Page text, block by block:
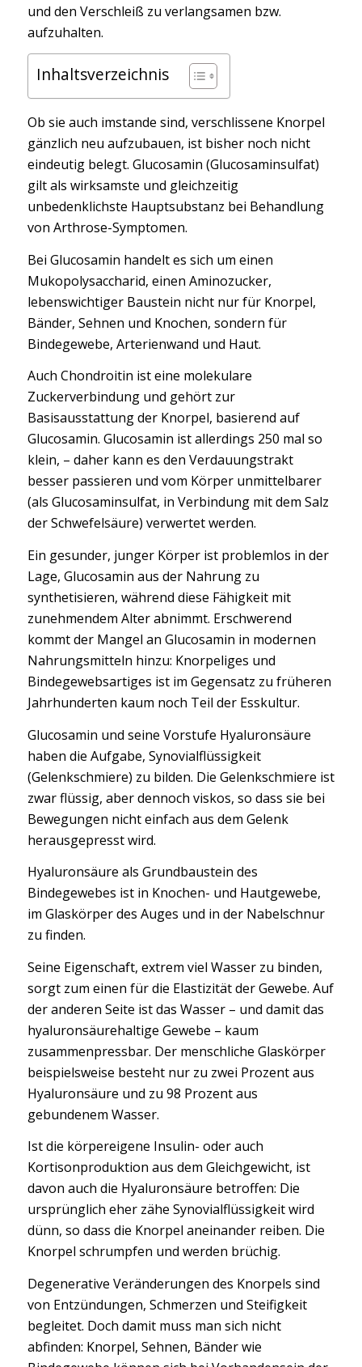
und den Verschleiß zu verlangsamen bzw.
aufzuhalten.
Inhaltsverzeichnis
Ob sie auch imstande sind, verschlissene Knorpel
gänzlich neu aufzubauen, ist bisher noch nicht
eindeutig belegt. Glucosamin (Glucosaminsulfat)
gilt als wirksamste und gleichzeitig
unbedenklichste Hauptsubstanz bei Behandlung
von Arthrose-Symptomen.
Bei Glucosamin handelt es sich um einen
Mukopolysaccharid, einen Aminozucker,
lebenswichtiger Baustein nicht nur für Knorpel,
Bänder, Sehnen und Knochen, sondern für
Bindegewebe, Arterienwand und Haut.
Auch Chondroitin ist eine molekulare
Zuckerverbindung und gehört zur
Basisausstattung der Knorpel, basierend auf
Glucosamin. Glucosamin ist allerdings 250 mal so
klein, – daher kann es den Verdauungstrakt
besser passieren und vom Körper unmittelbarer
(als Glucosaminsulfat, in Verbindung mit dem Salz
der Schwefelsäure) verwertet werden.
Ein gesunder, junger Körper ist problemlos in der
Lage, Glucosamin aus der Nahrung zu
synthetisieren, während diese Fähigkeit mit
zunehmendem Alter abnimmt. Erschwerend
kommt der Mangel an Glucosamin in modernen
Nahrungsmitteln hinzu: Knorpeliges und
Bindegewebsartiges ist im Gegensatz zu früheren
Jahrhunderten kaum noch Teil der Esskultur.
Glucosamin und seine Vorstufe Hyaluronsäure
haben die Aufgabe, Synovialflüssigkeit
(Gelenkschmiere) zu bilden. Die Gelenkschmiere ist
zwar flüssig, aber dennoch viskos, so dass sie bei
Bewegungen nicht einfach aus dem Gelenk
herausgepresst wird.
Hyaluronsäure als Grundbaustein des
Bindegewebes ist in Knochen- und Hautgewebe,
im Glaskörper des Auges und in der Nabelschnur
zu finden.
Seine Eigenschaft, extrem viel Wasser zu binden,
sorgt zum einen für die Elastizität der Gewebe. Auf
der anderen Seite ist das Wasser – und damit das
hyaluronsäurehaltige Gewebe – kaum
zusammenpressbar. Der menschliche Glaskörper
beispielsweise besteht nur zu zwei Prozent aus
Hyaluronsäure und zu 98 Prozent aus
gebundenem Wasser.
Ist die körpereigene Insulin- oder auch
Kortisonproduktion aus dem Gleichgewicht, ist
davon auch die Hyaluronsäure betroffen: Die
ursprünglich eher zähe Synovialflüssigkeit wird
dünn, so dass die Knorpel aneinander reiben. Die
Knorpel schrumpfen und werden brüchig.
Degenerative Veränderungen des Knorpels sind
von Entzündungen, Schmerzen und Steifigkeit
begleitet. Doch damit muss man sich nicht
abfinden: Knorpel, Sehnen, Bänder wie